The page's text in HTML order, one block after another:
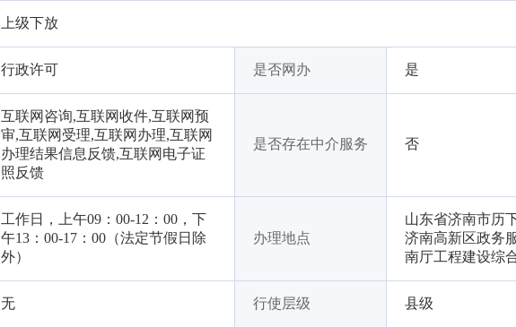
上级下放
行政许可 是否网办 是
互联网咨询,互联网收件,互联网预
审,互联网受理,互联网办理,互联网
办理结果信息反馈,互联网电子证
照反馈
是否存在中介服务 否
工作日，上午09：00-12：00，下
午13：00-17：00（法定节假日除
外）
办理地点
山东省济南市历
济南高新区政务
南厅工程建设综
无 行使层级 县级